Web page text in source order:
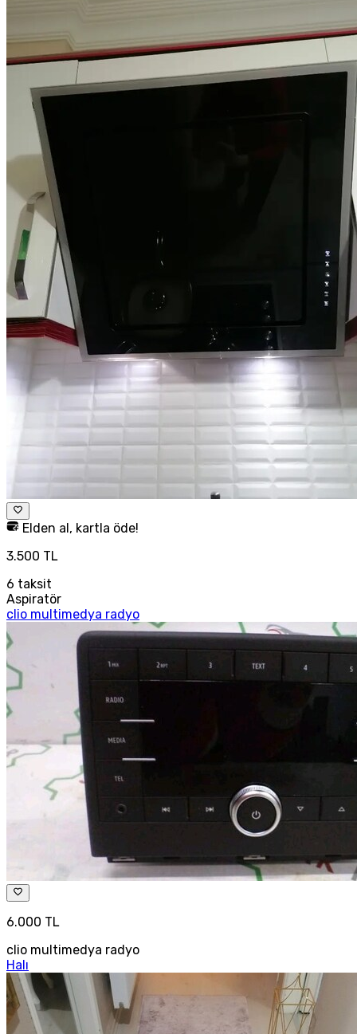
Elden al, kartla öde!
3.500 TL
6 taksit
Aspiratör
clio multimedya radyo
6.000 TL
clio multimedya radyo
Halı